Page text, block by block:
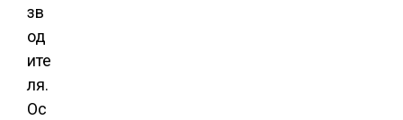
зв
од
ите
ля.
Ос